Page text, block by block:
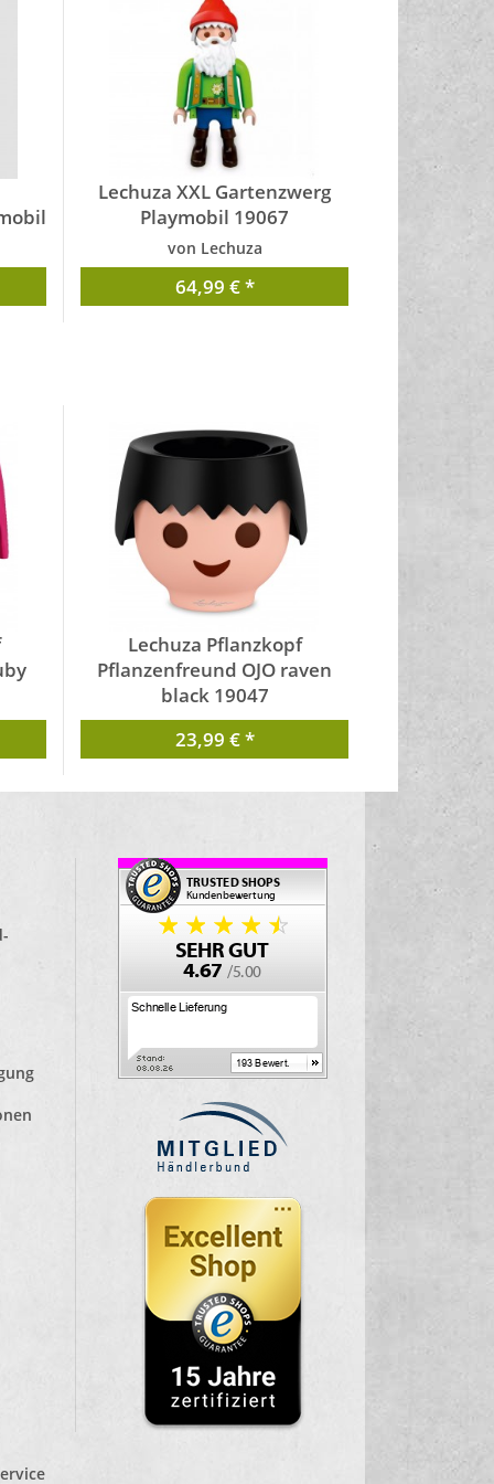
Lechuza XXL Gartenzwerg
Playmobil 19067
von Lechuza
64,99 € *
Lechuza Pflanzkopf
Pflanzenfreund OJO raven
black 19047
von Lechuza
23,99 € *